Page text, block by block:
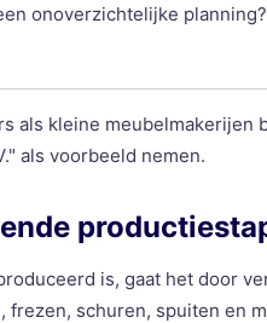
onoverzichtelijke
als kleine meubelmakerijen
als voorbeeld nemen.
is, gaat het door
schuren, spuiten en